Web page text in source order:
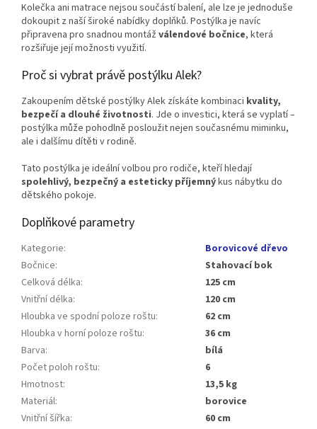
Kolečka ani matrace nejsou součástí balení, ale lze je jednoduše
dokoupit z naší široké nabídky doplňků. Postýlka je navíc
připravena pro snadnou montáž válendové bočnice, která
rozšiřuje její možnosti využití.
Proč si vybrat právě postýlku Alek?
Zakoupením dětské postýlky Alek získáte kombinaci kvality,
bezpečí a dlouhé životnosti. Jde o investici, která se vyplatí –
postýlka může pohodlně posloužit nejen současnému miminku,
ale i dalšímu dítěti v rodině.
Tato postýlka je ideální volbou pro rodiče, kteří hledají
spolehlivý, bezpečný a esteticky příjemnýkus nábytku do
dětského pokoje.
Doplňkové parametry
Kategorie:
Borovicové dřevo
Bočnice:
Stahovací bok
Celková délka:
125 cm
Vnitřní délka:
120 cm
Hloubka ve spodní poloze roštu:
62 cm
Hloubka v horní poloze roštu:
36 cm
Barva:
bílá
Počet poloh roštu:
6
Hmotnost:
13,5 kg
Materiál:
borovice
Vnitřní šířka:
60 cm